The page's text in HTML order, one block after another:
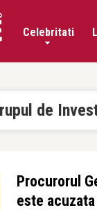
Celebritati
de
Procurorul
este